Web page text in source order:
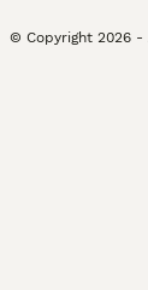
© Copyright 2026 -